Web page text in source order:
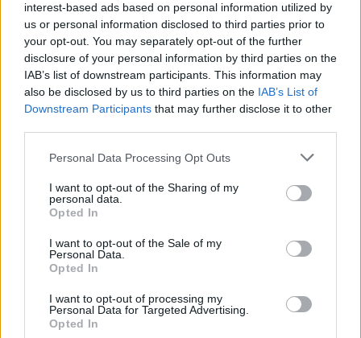
interest-based ads based on personal information utilized by
us or personal information disclosed to third parties prior to
your opt-out. You may separately opt-out of the further
disclosure of your personal information by third parties on the
IAB’s list of downstream participants. This information may
also be disclosed by us to third parties on the IAB’s List of
Downstream Participants that may further disclose it to other
Please note that this website/app uses one or more Google
not limited to your visit or usage behaviour. You may click to
grant or deny consent to Google and its third-party tags to
use your data for below specified purposes in below Google
consent section.
Personal Data Processing Opt Outs
I want to opt-out of the Sharing of my
personal data.
Opted In
I want to opt-out of the Sale of my
Personal Data.
Opted In
I want to opt-out of processing my
Personal Data for Targeted Advertising.
Opted In
Wynik meczu KS Stobierna vs Resovia II
Po zakończeniu spotkania automatycznie publikujemyoficjalny wynik
spotkania, a także dane meczowe, jeśli są dostępne.
Pełny harmonogram rozgrywek dostępny jest tutaj:Rzeszów > Klasa
Okręgowa - terminarz
Informacje o składach i strzelcach
W miarę dostępności danych, publikujemyskłady wyjściowe,
aktualizujemy zależnie od poziomu ligi i dostępnych źródeł.
Śledź mecze swojej drużyny
Jeśli jesteś kibicem klubu KS Stobierna lub Resovia II - zaglądaj tutaj
meczów, wynikach, transferach i newsach klubowych
PodkarpacieLive.pl to największa baza
piłkarskichw województwie. Sprawdź nasze relacje, śledź ulubioną ligę i
Analiza przed meczem: KS Stobierna vs Resovia II